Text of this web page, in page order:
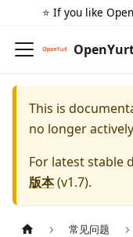
⭐️ If you like
This is
no longer
For latest stable
版本(v1.7).
常见问题